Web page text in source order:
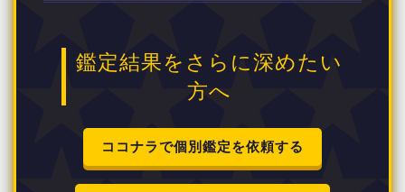
鑑定結果をさらに深めたい
方へ
ココナラで個別鑑定を依頼する